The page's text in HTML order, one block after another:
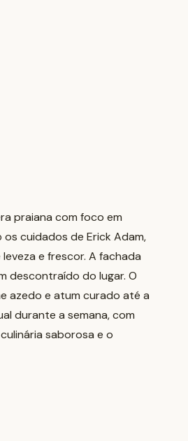
praiana com foco em
cuidados de Erick Adam,
e frescor. A fachada
descontraído do lugar. O
azedo e atum curado até a
durante a semana, com
saborosa e o